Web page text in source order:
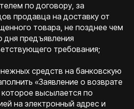
по договору, за
продавца на доставку от
товара, не позднее чем
дня предъявления
требования;
средств на банковскую
«Заявление о возврате
высылается по
на электронный адрес и